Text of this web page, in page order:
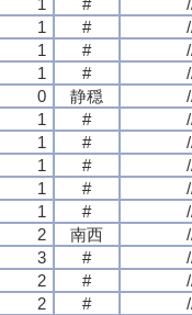
1 #
1 #
1 #
0 静穏
1 #
1 #
1 #
1 #
1 #
2 南西
3 #
2 #
2 #